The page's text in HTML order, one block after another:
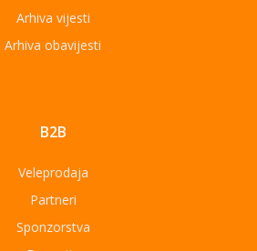
Arhiva vijesti
Arhiva obavijesti
B2B
Veleprodaja
Partneri
Sponzorstva